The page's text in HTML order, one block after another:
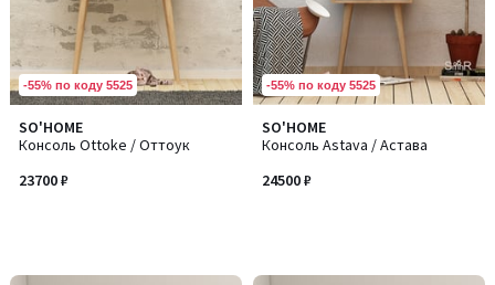
-55% по коду 5525
SO'HOME
Консоль Ottoke / Оттоук
23700 ₽
-55% по коду 5525
SO'HOME
Консоль Astava / Астава
24500 ₽